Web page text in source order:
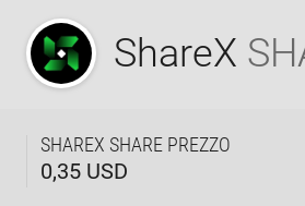
ShareX
SHAREX SHARE PREZZO
0,35 USD